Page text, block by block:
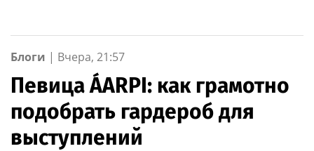
Блоги | Вчера, 21:57
Певица ÁARPI: как грамотно
подобрать гардероб для
выступлений